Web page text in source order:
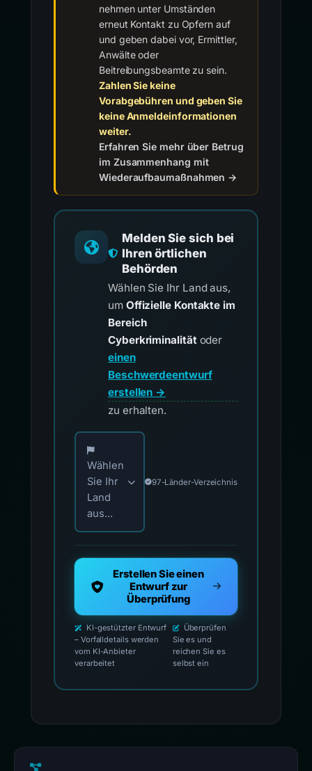
nehmen unter Umständen
erneut Kontakt zu Opfern auf
und geben dabei vor, Ermittler,
Anwälte oder
Beitreibungsbeamte zu sein.
Zahlen Sie keine
Vorabgebühren und geben Sie
keine Anmeldeinformationen
weiter.
Erfahren Sie mehr über Betrug
im Zusammenhang mit
Wiederaufbaumaßnahmen →
Melden Sie sich bei
Ihren örtlichen
Behörden
Wählen Sie Ihr Land aus,
um Offizielle Kontakte im
Bereich
Cyberkriminalitätoder
einen
Beschwerdeentwurf
erstellen →
zu erhalten.
Wählen Sie Ihr Land für offizielle
Wählen
Sie Ihr
Land
aus...
97-Länder-Verzeichnis
Erstellen Sie einen
Entwurf zur
Überprüfung
KI-gestützter Entwurf
– Vorfalldetails werden
vom KI-Anbieter
verarbeitet
Überprüfen
Sie es und
reichen Sie es
selbst ein